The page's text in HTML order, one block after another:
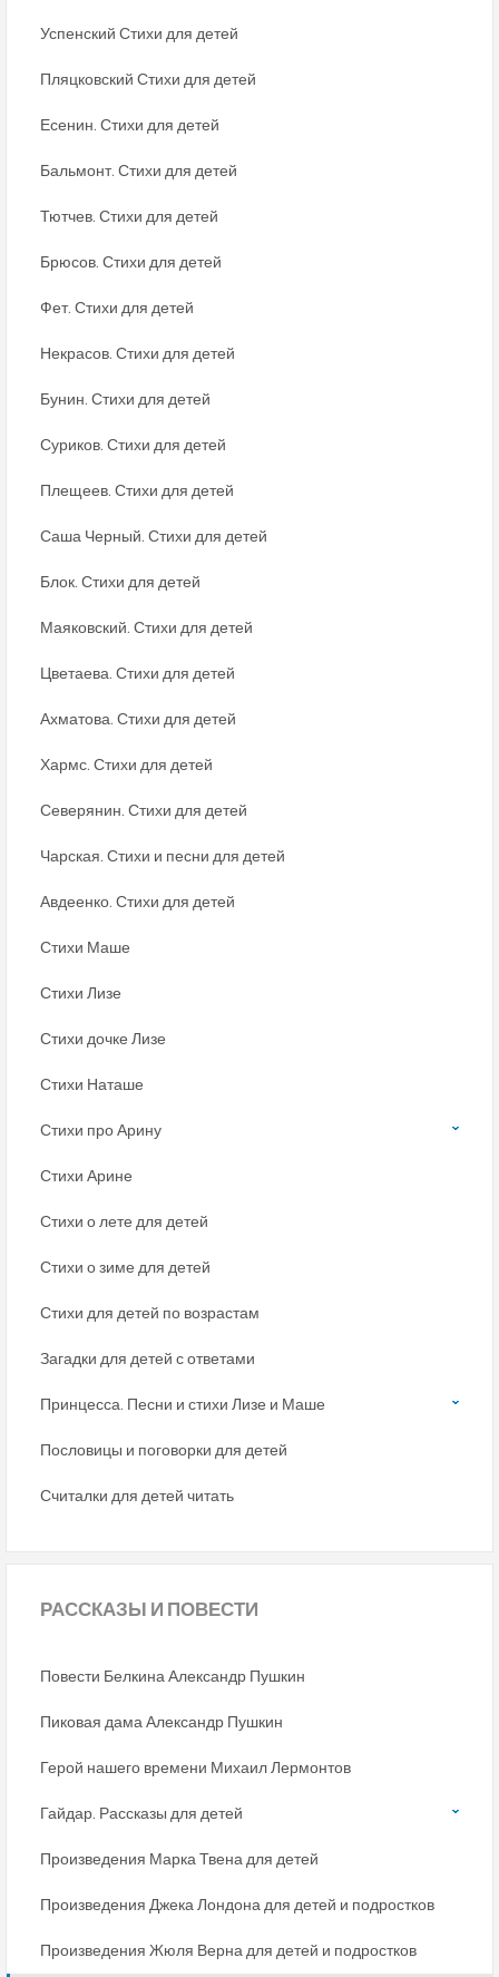
Успенский Стихи для детей
Пляцковский Стихи для детей
Есенин. Стихи для детей
Бальмонт. Стихи для детей
Тютчев. Стихи для детей
Брюсов. Стихи для детей
Фет. Стихи для детей
Некрасов. Стихи для детей
Бунин. Стихи для детей
Суриков. Стихи для детей
Плещеев. Стихи для детей
Саша Черный. Стихи для детей
Блок. Стихи для детей
Маяковский. Стихи для детей
Цветаева. Стихи для детей
Ахматова. Стихи для детей
Хармс. Стихи для детей
Северянин. Стихи для детей
Чарская. Стихи и песни для детей
Авдеенко. Стихи для детей
Стихи Маше
Стихи Лизе
Стихи дочке Лизе
Стихи Наташе
Стихи про Арину
Стихи Арине
Стихи о лете для детей
Стихи о зиме для детей
Стихи для детей по возрастам
Загадки для детей с ответами
Принцесса. Песни и стихи Лизе и Маше
Пословицы и поговорки для детей
Считалки для детей читать
РАССКАЗЫ И ПОВЕСТИ
Повести Белкина Александр Пушкин
Пиковая дама Александр Пушкин
Герой нашего времени Михаил Лермонтов
Гайдар. Рассказы для детей
Произведения Марка Твена для детей
Произведения Джека Лондона для детей и подростков
Произведения Жюля Верна для детей и подростков